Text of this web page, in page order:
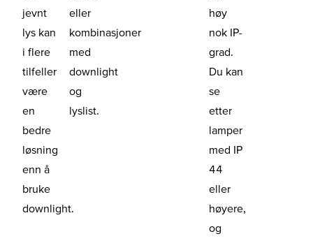
jevnt
lys kan
i flere
tilfeller
være
en
bedre
løsning
enn å
bruke
downlight.
eller
kombinasjoner
med
downlight
og
lyslist.
høy
nok IP-
grad.
Du kan
se
etter
lamper
med IP
44
eller
høyere,
og